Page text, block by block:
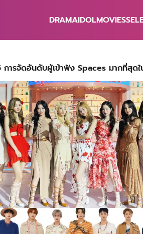
DRAMAIDOLMOVIES
ารจัดอันดับผู้เข้าฟัง Spaces มากที่สุดใ